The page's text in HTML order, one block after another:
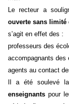
Le recteur a
ouverte sans limité
s’agit en effet des :
professeurs des
accompagnants des
agents au contact
Il a été soulevé
enseignantspour